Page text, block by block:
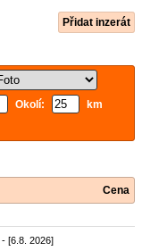
Přidat inzerát
Okolí:
km
Cena
- [6.8. 2026]